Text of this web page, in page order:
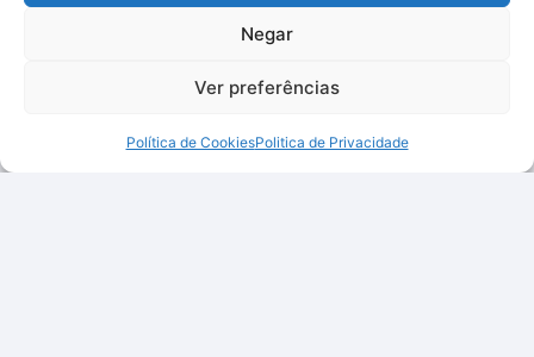
Negar
Ver preferências
Política de CookiesPolitica de Privacidade